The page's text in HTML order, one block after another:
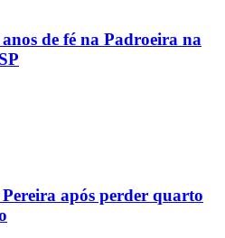
de fé na Padroeira na
após perder quarto